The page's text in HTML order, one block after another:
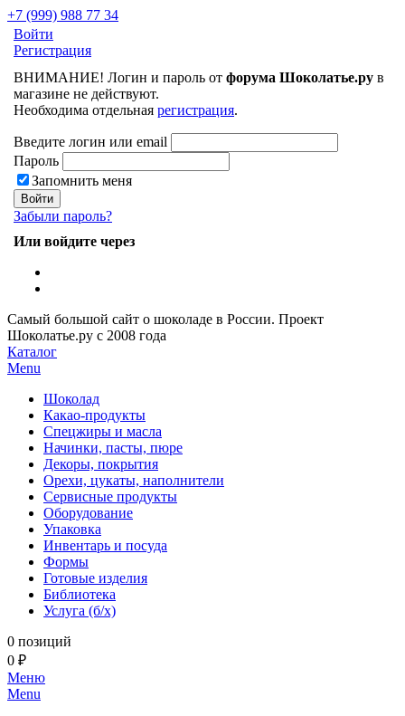
+7 (999) 988 77 34
Войти
Регистрация
ВНИМАНИЕ! Логин и пароль от форума Шоколатье.ру в
магазине не действуют.
Необходима отдельная регистрация.
Введите логин или email
Пароль
Запомнить меня
Забыли пароль?
Или войдите через
Самый большой сайт о шоколаде в России. Проект
Шоколатье.ру с 2008 года
Каталог
Menu
Шоколад
Какао-продукты
Спецжиры и масла
Начинки, пасты, пюре
Декоры, покрытия
Орехи, цукаты, наполнители
Сервисные продукты
Оборудование
Упаковка
Инвентарь и посуда
Формы
Готовые изделия
Библиотека
Услуга (б/х)
0 позиций
0 ₽
Меню
Menu